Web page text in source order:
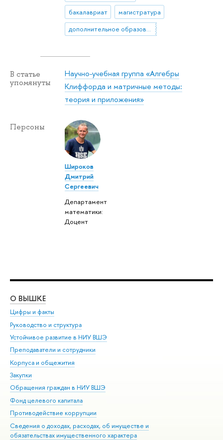
бакалавриат
магистратура
дополнительное образование
В статье
упомянуты
Научно-учебная группа «Алгебры
Клиффорда и матричные методы:
теория и приложения»
Персоны
Широков
Дмитрий
Сергеевич
Департамент
математики:
Доцент
О ВЫШКЕ
Цифры и факты
Руководство и структура
Устойчивое развитие в НИУ ВШЭ
Преподаватели и сотрудники
Корпуса и общежития
Закупки
Обращения граждан в НИУ ВШЭ
Фонд целевого капитала
Противодействие коррупции
Сведения о доходах, расходах, об имуществе и
обязательствах имущественного характера